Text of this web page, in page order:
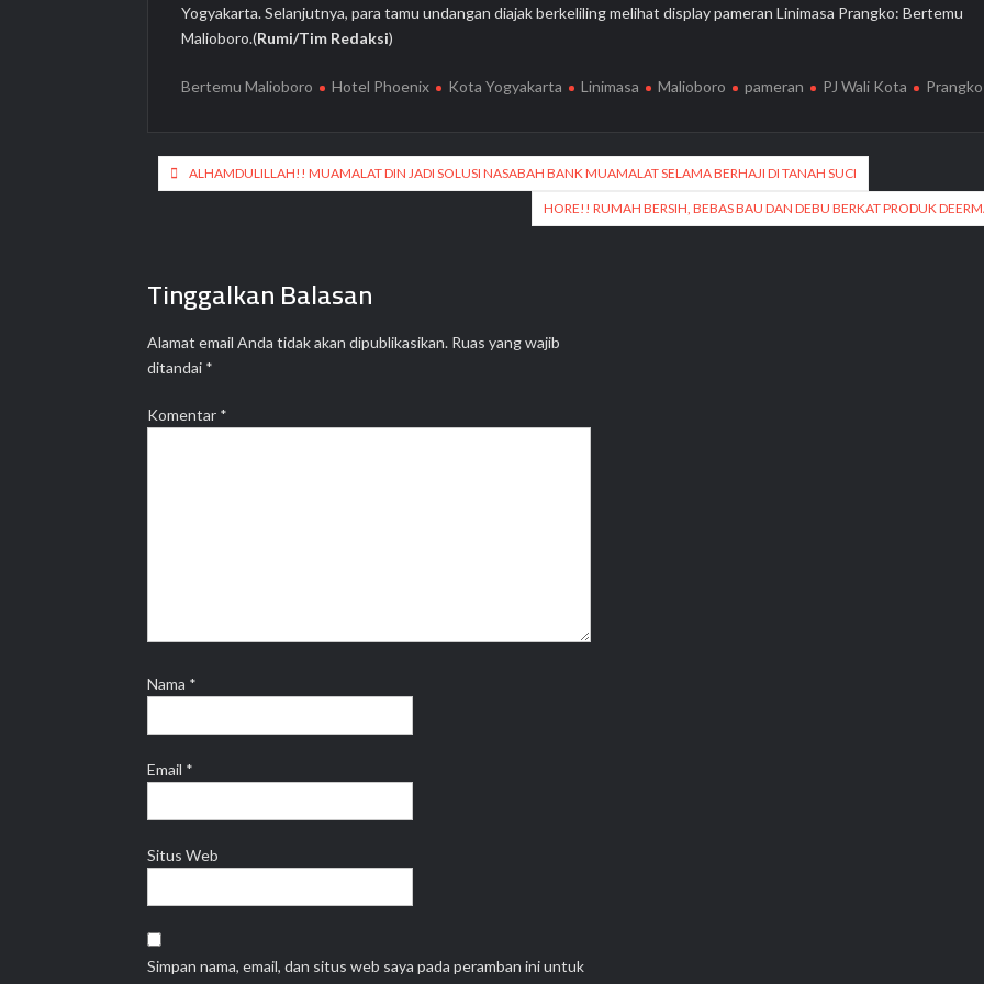
Yogyakarta. Selanjutnya, para tamu undangan diajak berkeliling melihat display pameran Linimasa Prangko: Bertemu
Malioboro.(Rumi/Tim Redaksi)
Bertemu Malioboro Hotel Phoenix Kota Yogyakarta Linimasa Malioboro pameran PJ Wali Kota Prangko
Navigasi
pos
ALHAMDULILLAH!! MUAMALAT DIN JADI SOLUSI NASABAH BANK MUAMALAT SELAMA BERHAJI DI TANAH SUCI
HORE!! RUMAH BERSIH, BEBAS BAU DAN DEBU BERKAT PRODUK
Tinggalkan Balasan
Alamat email Anda tidak akan dipublikasikan. Ruas yang wajib
ditandai *
Komentar *
Nama *
Email *
Situs Web
Simpan nama, email, dan situs web saya pada peramban ini untuk